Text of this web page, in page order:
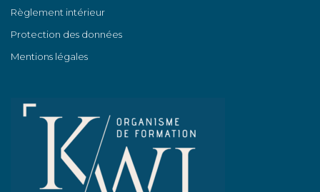
Règlement intérieur
Protection des données
Mentions légales